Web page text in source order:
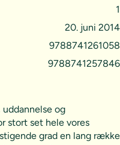
1
20. juni 2014
9788741261058
9788741257846
og
stort set hele vores
grad en lang række